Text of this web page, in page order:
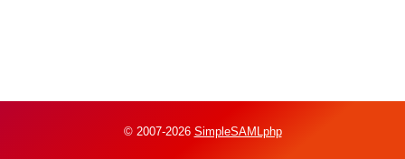
© 2007-2026 SimpleSAMLphp